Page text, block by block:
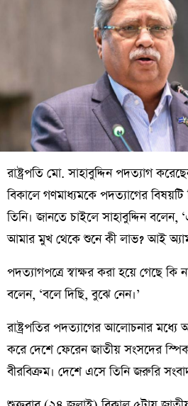
রাষ্ট্রপতি মো. সাহাবুদ্দিন পদত্যাগ
বিকালে গণমাধ্যমকে পদত্যাগের
তিনি। জানতে চাইলে সাহাবুদ্দিন বলেন,
আমার মুখ থেকে শুনে কী লাভ? আই
পদত্যাগপত্রে স্বাক্ষর করা হয়ে গেছে কি
বলেন, ‘বলে দিছি, বুঝে নেন।’
রাষ্ট্রপতির পদত্যাগের আলোচনার
করে দেশে ফেরেন জাতীয় সংসদের
বীরবিক্রম। দেশে এসে তিনি জরুরি